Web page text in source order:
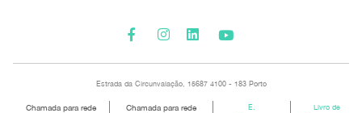
Estrada da Circunvalação, 15687 4100 - 183 Porto
Chamada para rede
Chamada para rede
E.
Livro de